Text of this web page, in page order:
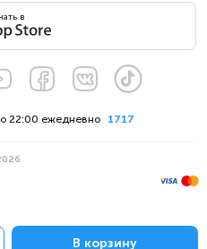
В корзину
в
1717
22:00 ежедневно